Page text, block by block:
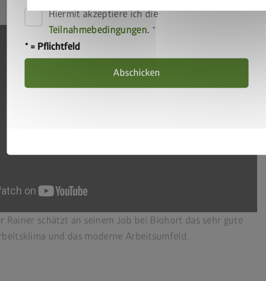
Rainer schätzt an seinem Job bei Biohort das sehr gute
und das moderne Arbeitsumfeld.
Hiermit akzeptiere ich die
Teilnahmebedingungen.
* = Pflichtfeld
Abschicken